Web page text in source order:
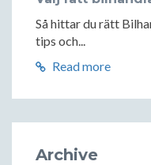
Så hittar du rätt
tips och...
Read more
Archive